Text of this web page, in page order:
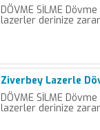
DÖVME SİLME
lazerler derinize
Ziverbey Lazerle
DÖVME SİLME
lazerler derinize